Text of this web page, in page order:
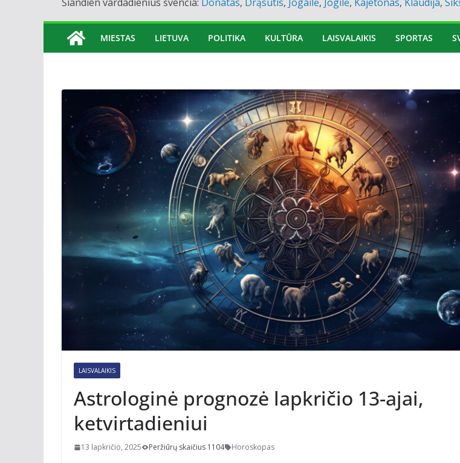
MIESTAS LIETUVA POLITIKA KULTŪRA LAISVALAIKIS SPORTAS
LAISVALAIKIS
Astrologinė prognozė lapkričio 13-ajai,
ketvirtadieniui
13 lapkričio, 2025 Peržiūrų skaičius 1104 Horoskopas